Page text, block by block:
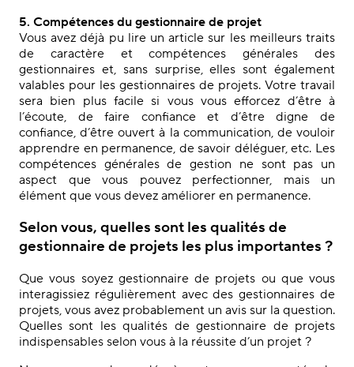
5. Compétences du gestionnaire de projet
Vous avez déjà pu lire un article sur les meilleurs traits
de caractère et compétences générales des
gestionnaires et, sans surprise, elles sont également
valables pour les gestionnaires de projets. Votre travail
sera bien plus facile si vous vous efforcez d’être à
l’écoute, de faire confiance et d’être digne de
confiance, d’être ouvert à la communication, de vouloir
apprendre en permanence, de savoir déléguer, etc. Les
compétences générales de gestion ne sont pas un
aspect que vous pouvez perfectionner, mais un
élément que vous devez améliorer en permanence.
Selon vous, quelles sont les qualités de
gestionnaire de projets les plus importantes ?
Que vous soyez gestionnaire de projets ou que vous
interagissiez régulièrement avec des gestionnaires de
projets, vous avez probablement un avis sur la question.
Quelles sont les qualités de gestionnaire de projets
indispensables selon vous à la réussite d’un projet ?